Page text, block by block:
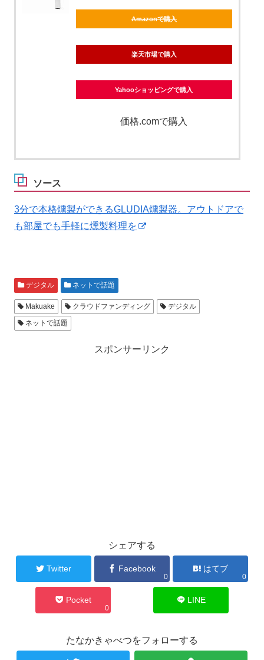
Amazonで購入
楽天市場で購入
Yahooショッピングで購入
価格.comで購入
ソース
3分で本格燻製ができるGLUDIA燻製器。アウトドアで
も部屋でも手軽に燻製料理を
デジタル ネットで話題
Makuake クラウドファンディング
デジタル
ネットで話題
スポンサーリンク
シェアする
Twitter Facebook
0
はてブ
0
Pocket
0
LINE
たなかきゃべつをフォローする